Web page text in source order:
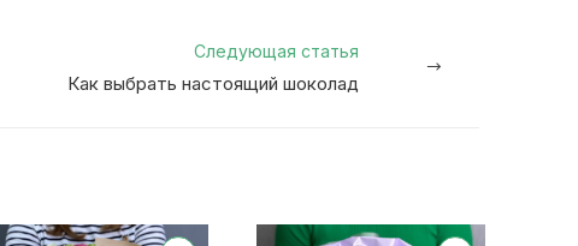
Следующая статья
Как выбрать настоящий шоколад